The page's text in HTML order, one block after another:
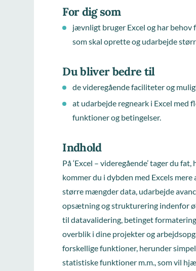
For dig som
jævnligt bruger Excel og har behov
som skal oprette og udarbejde
Du bliver bedre til
de videregående faciliteter og
at udarbejde regneark i Excel med
funktioner og betingelser.
Indhold
På ‘Excel – videregående’ tager du
kommer du i dybden med Excels
større mængder data, udarbejde
opsætning og strukturering indenfor
til datavalidering, betinget
overblik i dine projekter og
forskellige funktioner, herunder
statistiske funktioner m.m., som vil